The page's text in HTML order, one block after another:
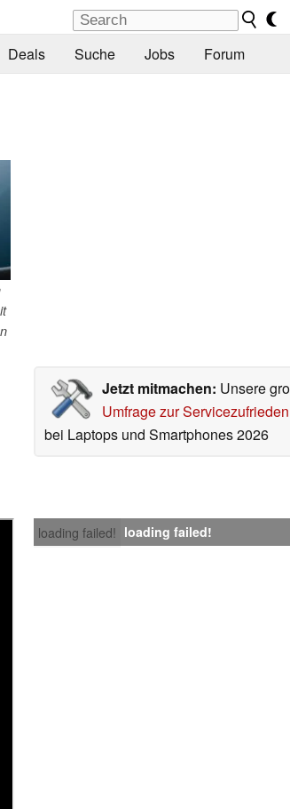
Deals Suche Jobs Forum
Jetzt mitmachen: Unsere
Umfrage zur
bei Laptops und Smartphones 2026
loading failed! loading failed!